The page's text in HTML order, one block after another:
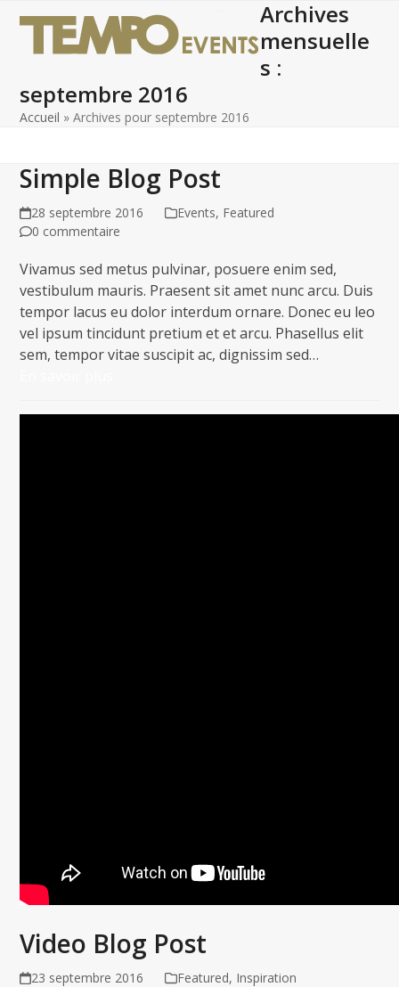
content
Open
mobile
Close
mobile
Archives
mensuelle
s :
septembre 2016
Accueil »Archives pour septembre 2016
Simple Blog Post
28 septembre 2016 Events, Featured
0 commentaire
Vivamus sed metus pulvinar, posuere enim sed,
vestibulum mauris. Praesent sit amet nunc arcu. Duis
tempor lacus eu dolor interdum ornare. Donec eu leo
vel ipsum tincidunt pretium et et arcu. Phasellus elit
sem, tempor vitae suscipit ac, dignissim sed…
Video Blog Post
23 septembre 2016 Featured, Inspiration